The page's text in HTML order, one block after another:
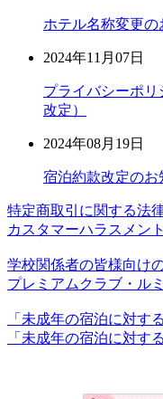
ホテル名称変更の
2024年11月07日
プライバシーポリ
改定）
2024年08月19日
宿泊約款改定のお
特定商取引に関する法
カスタマーハラスメン
学校関係者の皆様向け
プレミアムクラブ・ル
「未成年の宿泊に対す
「未成年の宿泊に対す